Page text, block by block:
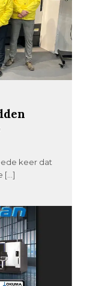
keer dat
[…]